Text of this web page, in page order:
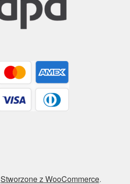
Stworzone z WooCommerce.